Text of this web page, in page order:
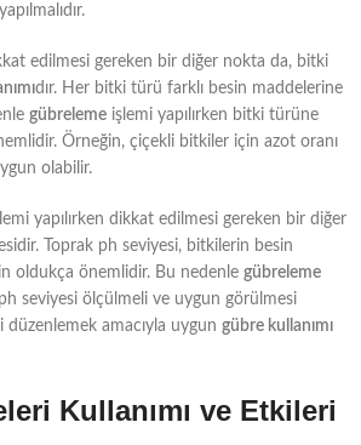
edilmesi gereken bir diğer nokta da, bitki
dır. Her bitki türü farklı besin maddelerine
gübreleme işlemi yapılırken bitki türüne
Örneğin, çiçekli bitkiler için azot oranı
olabilir.
yapılırken dikkat edilmesi gereken bir diğer
Toprak ph seviyesi, bitkilerin besin
oldukça önemlidir. Bu nedenle gübreleme
seviyesi ölçülmeli ve uygun görülmesi
amacıyla uygun gübre kullanımı
Kullanımı ve Etkileri